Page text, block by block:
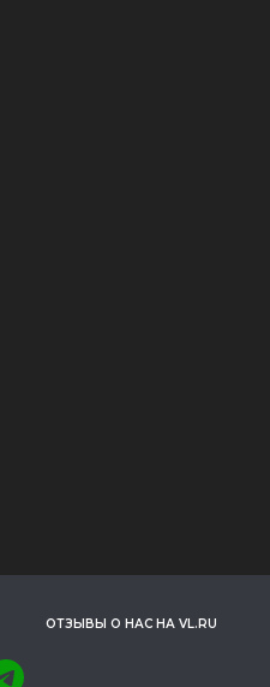
ОТЗЫВЫ О НАС НА VL.RU